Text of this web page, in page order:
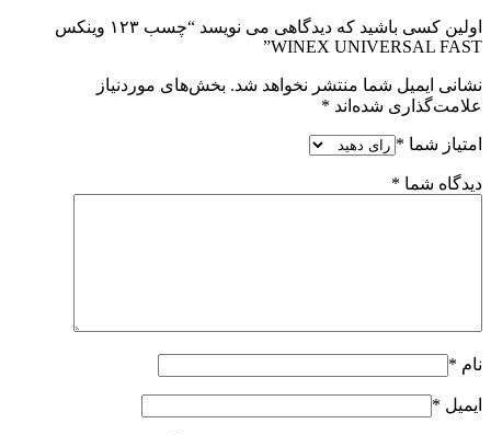
اولین کسی باشید که دیدگاهی می نویسد “چسب ۱۲۳ وینکس
WINEX UNIVERSAL FAST”
نشانی ایمیل شما منتشر نخواهد شد. بخش‌های موردنیاز
علامت‌گذاری شده‌اند *
امتیاز شما *
دیدگاه شما *
نام *
ایمیل *